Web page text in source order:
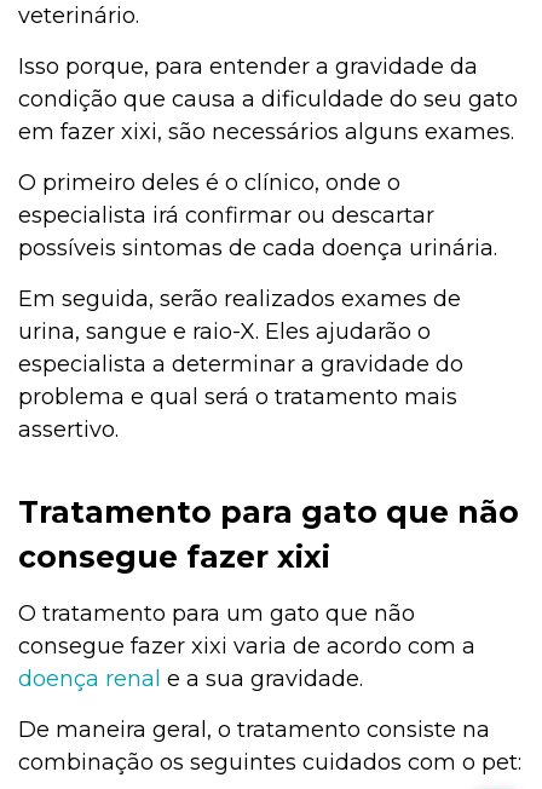
veterinário.
Isso porque, para entender a gravidade da
condição que causa a dificuldade do seu gato
em fazer xixi, são necessários alguns exames.
O primeiro deles é o clínico, onde o
especialista irá confirmar ou descartar
possíveis sintomas de cada doença urinária.
Em seguida, serão realizados exames de
urina, sangue e raio-X. Eles ajudarão o
especialista a determinar a gravidade do
problema e qual será o tratamento mais
assertivo.
Tratamento para gato que não
consegue fazer xixi
O tratamento para um gato que não
consegue fazer xixi varia de acordo com a
doença renal e a sua gravidade.
De maneira geral, o tratamento consiste na
combinação os seguintes cuidados com o pet: